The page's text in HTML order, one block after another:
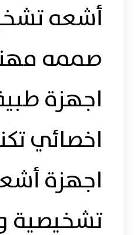
أشعه
صممه
اجهزة
اخصائي
اجهزة
تشخيصية